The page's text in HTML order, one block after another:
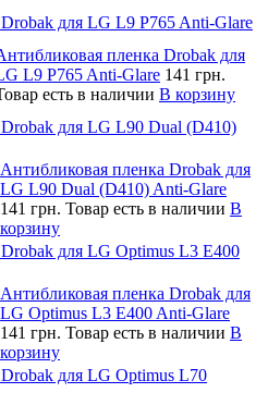
для LG L9 P765 Anti-Glare
пленка Drobak для
L9 P765 Anti-Glare 141 грн.
есть в наличии В корзину
для LG L90 Dual (D410)
Антибликовая пленка Drobak для
LG L90 Dual (D410) Anti-Glare
141 грн. Товар есть в наличии В
корзину
для LG Optimus L3 E400
Антибликовая пленка Drobak для
LG Optimus L3 E400 Anti-Glare
141 грн. Товар есть в наличии В
корзину
для LG Optimus L70